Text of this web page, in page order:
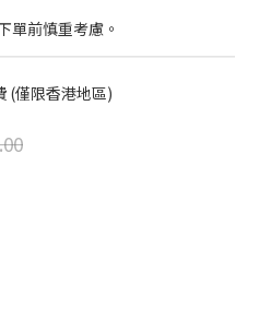
單前慎重考慮。
(僅限香港地區)